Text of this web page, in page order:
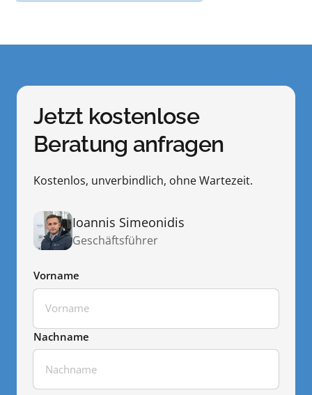
Jetzt kostenlose
Beratung anfragen
Kostenlos, unverbindlich, ohne Wartezeit.
Ioannis Simeonidis
Geschäftsführer
Vorname
Vorname
Nachname